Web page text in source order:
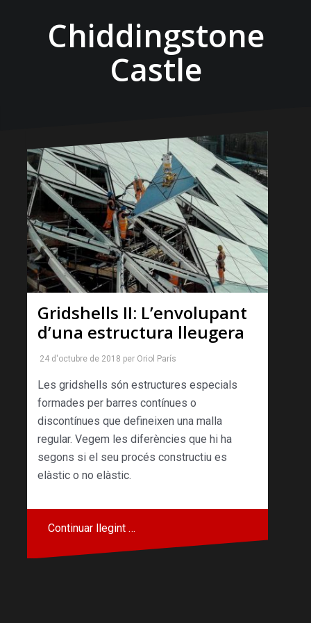
Chiddingstone
Castle
Gridshells II: L’envolupant
d’una estructura lleugera
24 d'octubre de 2018 per Oriol París
Les gridshells són estructures especials
formades per barres contínues o
discontínues que defineixen una malla
regular. Vegem les diferències que hi ha
segons si el seu procés constructiu es
elàstic o no elàstic.
Continuar llegint …